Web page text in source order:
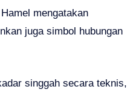
mengatakan
juga simbol hubungan
singgah secara teknis,